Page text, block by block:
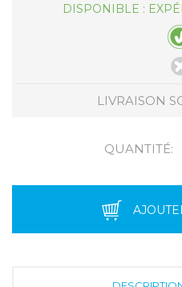
DISPONIBLE :
LIVRAISON
QUANTITÉ: